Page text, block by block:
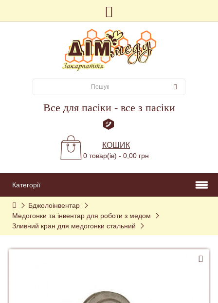
Все для пасіки - все з пасіки
КОШИК
0 товар(ів) - 0,00 грн
Категорії
Бджолоінвентар
Медогонки та інвентар для роботи з медом
Зливний кран для медогонки стальний